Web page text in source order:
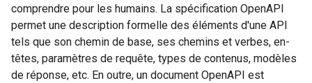
comprendre pour les humains. La spécification OpenAPI
permet une description formelle des éléments d'une API
tels que son chemin de base, ses chemins et verbes, en-
têtes, paramètres de requête, types de contenus, modèles
de réponse, etc. En outre, un document OpenAPI est